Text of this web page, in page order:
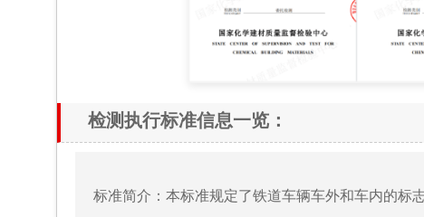
检测执行标准信息一览：
标准简介：本标准规定了铁道车辆车外和车内的标